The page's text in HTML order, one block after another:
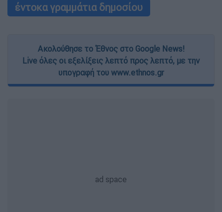
έντοκα γραμμάτια δημοσίου
Ακολούθησε το Έθνος στο Google News!
Live όλες οι εξελίξεις λεπτό προς λεπτό, με την
υπογραφή του www.ethnos.gr